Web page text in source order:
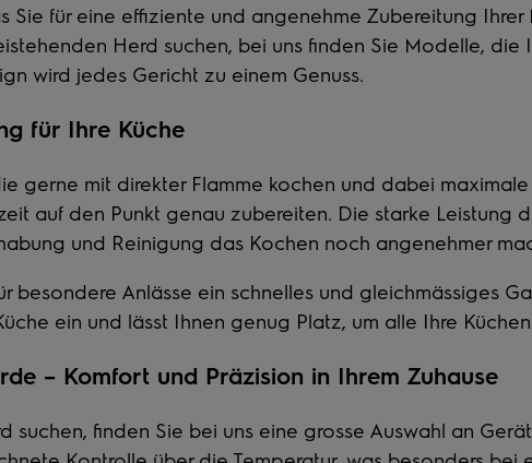
Sie für eine effiziente und angenehme Zubereitung
Herd suchen, bei uns finden Sie Modelle,
wird jedes Gericht zu einem Genuss.
für Ihre Küche
gerne mit direkter Flamme kochen und dabei
auf den Punkt genau zubereiten. Die starke Leistung
und Reinigung das Kochen noch angenehmer
besondere Anlässe ein schnelles und gleichmässiges
ein und lässt Ihnen genug Platz, um alle Ihre
– Komfort und Präzision in Ihrem Zuhause
suchen, finden Sie bei uns eine grosse Auswahl an